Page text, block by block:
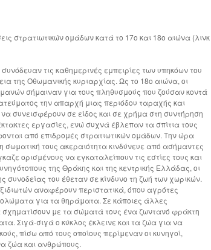
στρατιωτικών ομάδων κατά το 17ο και 18ο αιώνα (λινκ
τις καθημερινές εμπειρίες των υπηκόων του
της Οθωμανικής κυριαρχίας. Ως το 18ο αιώνα, οι
σήμαιναν για τους πληθυσμούς που ζούσαν κοντά
την απαρχή μιας περιόδου ταραχής και
συνεισφέρουν σε είδος και σε χρήμα στη συντήρηση
εργασίες, ενώ συχνά έβλεπαν τα σπίτια τους
από επιδρομές στρατιωτικών ομάδων. Την ώρα
τους ακεραιότητα κινδύνευε από ασήμαντες
ορισμένους να εγκαταλείπουν τις εστίες τους και
της Θράκης και της κεντρικής Ελλάδας, οι
συνοδείας του έθεταν σε κίνδυνο τη ζωή των χωρικών.
αναφέρουν περιστατικά, όπου αγρότες
για τα θηράματα. Σε κάποιες άλλες
με τα σώματά τους ένα ζωντανό φράκτη
Σιγά-σιγά ο κύκλος έκλεινε και τα ζώα για να
πίσω από τους οποίους περίμεναν οι κυνηγοί,
ζώα και ανθρώπους.